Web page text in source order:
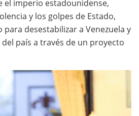
el imperio estadounidense,
y los golpes de Estado,
desestabilizar a Venezuela y
país a través de un proyecto